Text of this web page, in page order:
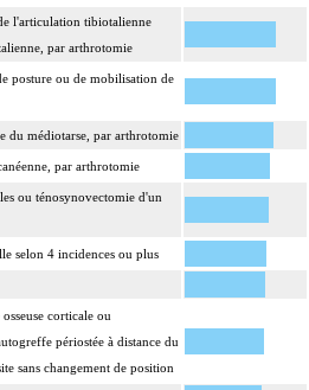
l'articulation tibiotalienne
par arthrotomie
posture ou de mobilisation de
du médiotarse, par arthrotomie
par arthrotomie
ou ténosynovectomie d'un
selon 4 incidences ou plus
corticale ou
périostée à distance du
sans changement de position